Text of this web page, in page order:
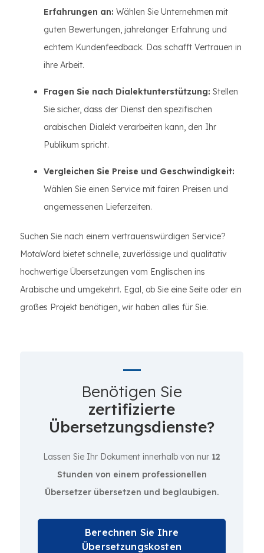
Erfahrungen an: Wählen Sie Unternehmen mit
guten Bewertungen, jahrelanger Erfahrung und
echtem Kundenfeedback. Das schafft Vertrauen in
ihre Arbeit.
Fragen Sie nach Dialektunterstützung: Stellen
Sie sicher, dass der Dienst den spezifischen
arabischen Dialekt verarbeiten kann, den Ihr
Publikum spricht.
Vergleichen Sie Preise und Geschwindigkeit:
Wählen Sie einen Service mit fairen Preisen und
angemessenen Lieferzeiten.
Suchen Sie nach einem vertrauenswürdigen Service?
MotaWord bietet schnelle, zuverlässige und qualitativ
hochwertige Übersetzungen vom Englischen ins
Arabische und umgekehrt. Egal, ob Sie eine Seite oder ein
großes Projekt benötigen, wir haben alles für Sie.
Benötigen Sie
zertifizierte
Übersetzungsdienste?
Lassen Sie Ihr Dokument innerhalb von nur 12
Stunden von einem professionellen
Übersetzer übersetzen und beglaubigen.
Berechnen Sie Ihre
Übersetzungskosten